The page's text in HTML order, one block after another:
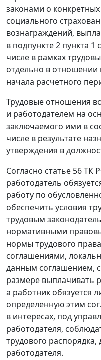
законами о
социального
вознаграждений,
в подпункте 2 пункта
числе в рамках
отдельно в отношении
начала расчетного
Трудовые отношения
и работодателем на
заключаемого ими в
числе в результате
утверждения в
Согласно статье 56 ТК
работодатель
работу по
обеспечить условия
трудовым
нормативными
нормы трудового
соглашениями,
данным соглашением,
размере выплачивать
а работник обязуется
определенную этим
в интересах, под
работодателя,
трудового
работодателя.